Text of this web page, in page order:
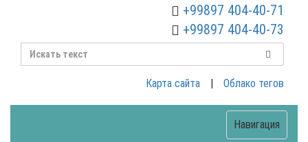
+99897 404-40-71
+99897 404-40-73
Облако тегов
|
Карта сайта
Навигация